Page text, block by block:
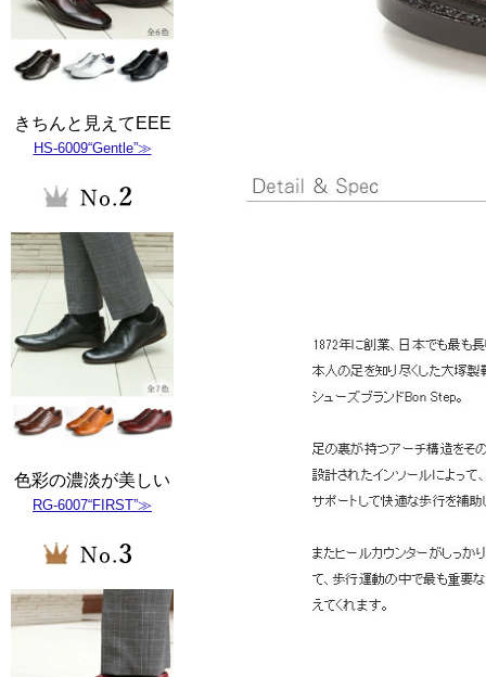
きちんと見えてEEE
HS-6009“Gentle”≫
色彩の濃淡が美しい
RG-6007“FIRST”≫